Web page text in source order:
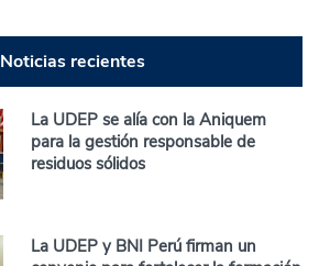
Noticias recientes
La UDEP se alía con la Aniquem
para la gestión responsable de
residuos sólidos
La UDEP y BNI Perú firman un